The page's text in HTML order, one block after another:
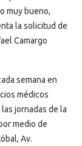
muy bueno,
la solicitud de
Camargo
semana en
médicos
jornadas de la
medio de
Av.